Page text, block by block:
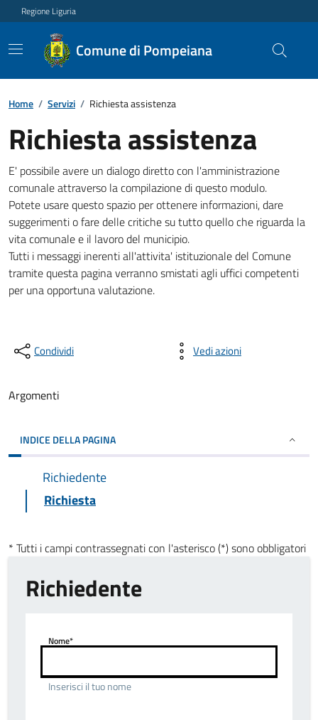
Regione Liguria
Comune di Pompeiana
Home / Servizi / Richiesta assistenza
Richiesta assistenza
E' possibile avere un dialogo diretto con l'amministrazione
comunale attraverso la compilazione di questo modulo.
Potete usare questo spazio per ottenere informazioni, dare
suggerimenti o fare delle critiche su tutto quello che riguarda la
vita comunale e il lavoro del municipio.
Tutti i messaggi inerenti all'attivita' istituzionale del Comune
tramite questa pagina verranno smistati agli uffici competenti
per una opportuna valutazione.
Condividi Vedi azioni
Argomenti
INDICE DELLA PAGINA
Richiedente
Richiesta
* Tutti i campi contrassegnati con l'asterisco (*) sono obbligatori
Richiedente
Nome*
Inserisci il tuo nome